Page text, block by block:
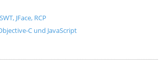
JFace, RCP
C und JavaScript